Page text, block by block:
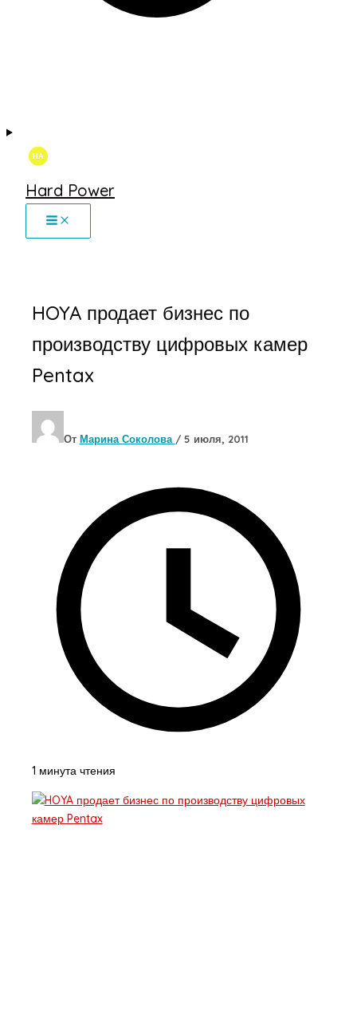
Hard Power
HOYA продает бизнес по
производству цифровых камер
Pentax
От Марина Соколова / 5 июля, 2011
1 минута чтения